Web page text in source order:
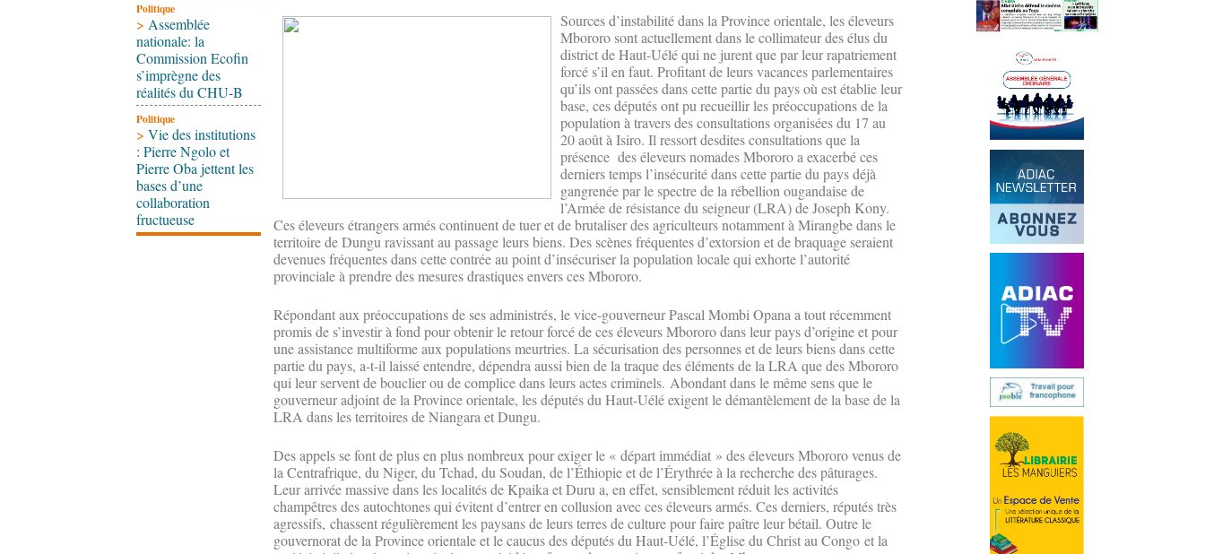
Politique
> Assemblée
nationale: la
Commission Ecofin
s’imprègne des
réalités du CHU-B
Politique
> Vie des institutions
: Pierre Ngolo et
Pierre Oba jettent les
bases d’une
collaboration
fructueuse
Sources d’instabilité dans la Province orientale, les éleveurs
Mbororo sont actuellement dans le collimateur des élus du
district de Haut-Uélé qui ne jurent que par leur rapatriement
forcé s’il en faut. Profitant de leurs vacances parlementaires
qu’ils ont passées dans cette partie du pays où est établie leur
base, ces députés ont pu recueillir les préoccupations de la
population à travers des consultations organisées du 17 au
20 août à Isiro. Il ressort desdites consultations que la
présence des éleveurs nomades Mbororo a exacerbé ces
derniers temps l’insécurité dans cette partie du pays déjà
gangrenée par le spectre de la rébellion ougandaise de
l’Armée de résistance du seigneur (LRA) de Joseph Kony.
Ces éleveurs étrangers armés continuent de tuer et de brutaliser des agriculteurs notamment à Mirangbe dans le
territoire de Dungu ravissant au passage leurs biens. Des scènes fréquentes d’extorsion et de braquage seraient
devenues fréquentes dans cette contrée au point d’insécuriser la population locale qui exhorte l’autorité
provinciale à prendre des mesures drastiques envers ces Mbororo.
Répondant aux préoccupations de ses administrés, le vice-gouverneur Pascal Mombi Opana a tout récemment
promis de s’investir à fond pour obtenir le retour forcé de ces éleveurs Mbororo dans leur pays d’origine et pour
une assistance multiforme aux populations meurtries. La sécurisation des personnes et de leurs biens dans cette
partie du pays, a-t-il laissé entendre, dépendra aussi bien de la traque des éléments de la LRA que des Mbororo
qui leur servent de bouclier ou de complice dans leurs actes criminels. Abondant dans le même sens que le
gouverneur adjoint de la Province orientale, les députés du Haut-Uélé exigent le démantèlement de la base de la
LRA dans les territoires de Niangara et Dungu.
Des appels se font de plus en plus nombreux pour exiger le « départ immédiat » des éleveurs Mbororo venus de
la Centrafrique, du Niger, du Tchad, du Soudan, de l’Éthiopie et de l’Érythrée à la recherche des pâturages.
Leur arrivée massive dans les localités de Kpaika et Duru a, en effet, sensiblement réduit les activités
champêtres des autochtones qui évitent d’entrer en collusion avec ces éleveurs armés. Ces derniers, réputés très
agressifs, chassent régulièrement les paysans de leurs terres de culture pour faire paître leur bétail. Outre le
gouvernorat de la Province orientale et le caucus des députés du Haut-Uélé, l’Église du Christ au Congo et la